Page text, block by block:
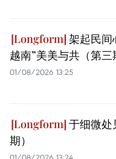
架起民间
越南”美美与共（第三
01/08/2026 13:25
于细微处
期）